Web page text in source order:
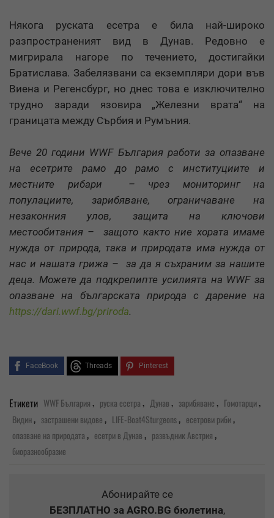
Някога руската есетра е била най-широко
разпространеният вид в Дунав. Редовно е
мигрирала нагоре по течението, достигайки
Братислава. Забелязвани са екземпляри дори във
Виена и Регенсбург, но днес това е изключително
трудно заради язовира „Железни врата“ на
границата между Сърбия и Румъния.
Вече 20 години WWF България работи за опазване
на есетрите рамо до рамо с институциите и
местните рибари – чрез мониторинг на
популациите, зарибяване, ограничаване на
незаконния улов, защита на ключови
местообитания – защото както ние хората имаме
нужда от природа, така и природата има нужда от
нас и нашата грижа – за да я съхраним за нашите
деца. Можете да подкрепипте усилията на WWF за
опазване на българската природа с дарение на
https://dari.wwf.bg/priroda.
FaceBook Threads Pinterest
Етикети WWF България, руска есетра, Дунав, зарибяване, Гомотарци,
Видин, застрашени видове, LIFE-Boat4Sturgeons, есетрови риби,
опазване на природата, есетри в Дунав, развъдник Австрия,
биоразнообразие
Абонирайте се
БЕЗПЛАТНО за AGRO.BG бюлетина,